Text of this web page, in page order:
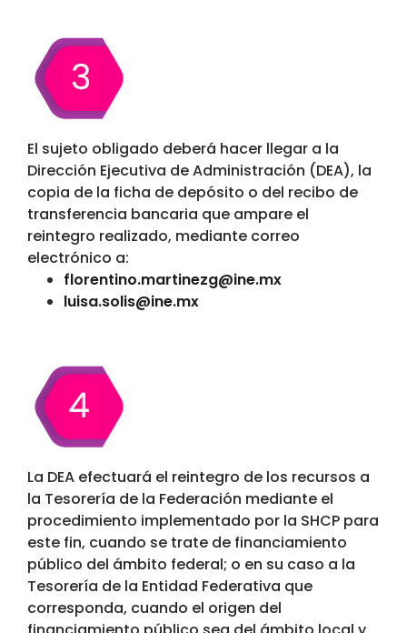
El sujeto obligado deberá hacer llegar a la
Dirección Ejecutiva de Administración (DEA), la
copia de la ficha de depósito o del recibo de
transferencia bancaria que ampare el
reintegro realizado, mediante correo
electrónico a:
florentino.martinezg@ine.mx
luisa.solis@ine.mx
La DEA efectuará el reintegro de los recursos a
la Tesorería de la Federación mediante el
procedimiento implementado por la SHCP para
este fin, cuando se trate de financiamiento
público del ámbito federal; o en su caso a la
Tesorería de la Entidad Federativa que
corresponda, cuando el origen del